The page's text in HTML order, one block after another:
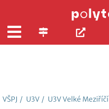
VŠPJ / U3V / U3V Velké Meziříčí